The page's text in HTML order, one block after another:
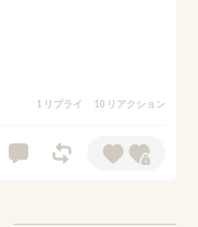
1 リプライ 10 リアクション